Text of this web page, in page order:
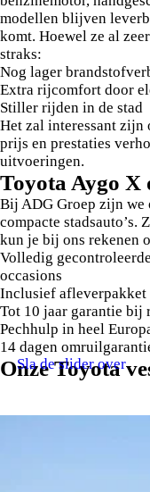
modellen blijven
komt. Hoewel ze al
straks:
Nog lager
Extra rijcomfort door
Stiller rijden in de stad
Het zal interessant zijn
prijs en prestaties
uitvoeringen.
Toyota Aygo X
Bij ADG Groep zijn
compacte stadsauto’s.
kun je bij ons rekenen
Volledig
occasions
Inclusief afleverpakket
Tot 10 jaar garantie bij
Pechhulp in heel
14 dagen
Onze Toyota
Sla de slider over